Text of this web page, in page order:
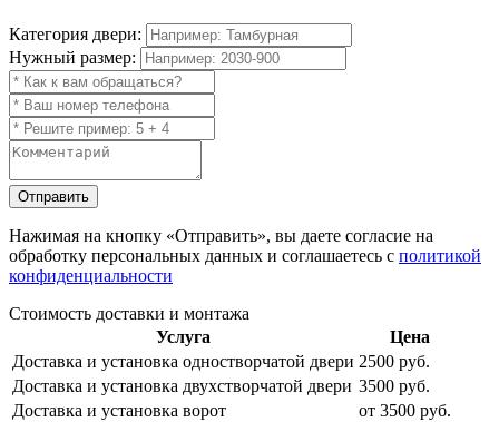
Категория двери:
Нужный размер:
Отправить
Нажимая на кнопку «Отправить», вы даете согласие на
обработку персональных данных и соглашаетесь с политикой
конфиденциальности
Стоимость доставки и монтажа
Услуга
Цена
Доставка и установка одностворчатой двери 2500 руб.
Доставка и установка двухстворчатой двери 3500 руб.
Доставка и установка ворот
от 3500 руб.